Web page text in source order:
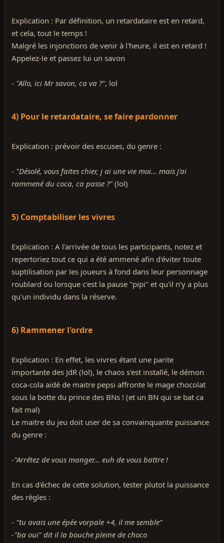
Explication : Par définition, un retardataire est en retard,
et cela, tout le temps !
Malgré les injonctions de venir à l'heure, il est en retard !
Appelez-le et passez lui un savon
- "Allo, ici Mr savon, ca va ?", lol
4) Pour le retardataire, se faire pardonner
Explication : prévoir des escuses, du genre :
- "Désolé, vous faites chier, j ai une vie moi... mais j'ai
rammené du coca, ca passe ?" (lol)
5) Comptabiliser les vivres
Explication : A l'arrivée de tous les participants, notez et
repertoriez tout ce qui a été ammené afin d'éviter toute
suptilisation par les joueurs à fond dans leur personnage
roublard ou lorsque c'est la pause "pipi" et qu'il n'y a plus
qu'un individu dans la réserve.
6) Rammener l'ordre
Explication : En effet, les vivres étant une parite
importante des JdR (lol), le chaos s'est installé, le démon
coca-cola aidé de maitre pepsi affronte le mage chocolat
sous la botte du prince des BNs ! (et un BN qui se bat ca
fait mal)
Le maitre du jeu doit user de sa convainquante puissance
du genre :
-"Arrétez de vous manger... euh de vous battre !
En cas d'échec de cette solution, tester plutot la puissance
des règles :
- "tu avais une épée vorpale +4, il me semble"
-"ba oui" dit il la bouche pleine de choco